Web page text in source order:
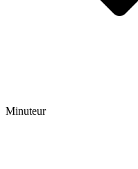
Minuteur